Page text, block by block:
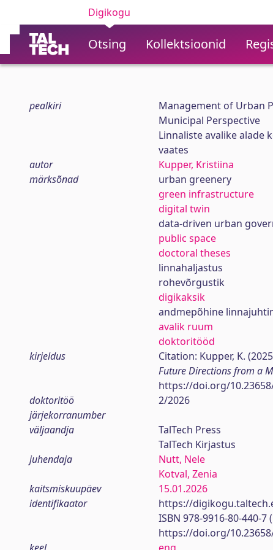
Digikogu
Otsing Kollektsioonid
pealkiri
Management of Urban
Municipal Perspective
Linnaliste avalike alade
vaates
autor
Kupper, Kristiina
märksõnad
urban greenery
green infrastructure
digital twin
data-driven urban
public space
doctoral theses
linnahaljastus
rohevõrgustik
digikaksik
andmepõhine
avalik ruum
doktoritööd
kirjeldus
Citation: Kupper, K.
Future Directions from a
https://doi.org/
doktoritöö
järjekorranumber
2/2026
väljaandja
TalTech Press
TalTech Kirjastus
juhendaja
Nutt, Nele
Kotval, Zenia
kaitsmiskuupäev
15.01.2026
identifikaator
https://
ISBN 978-9916-80-440-7
https://doi.org/